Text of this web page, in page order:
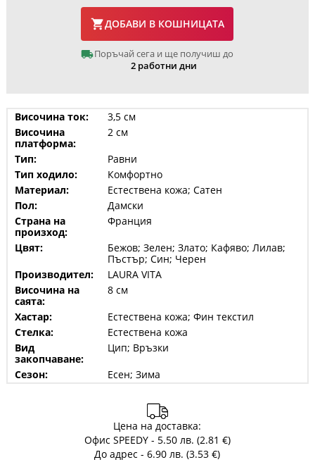
ДОБАВИ В КОШНИЦАТА
Поръчай сега и ще получиш до
2 работни дни
Височина ток:
3,5 см
Височина
платформа:
2 см
Тип:
Равни
Тип ходило:
Комфортно
Материал:
Естествена кожа; Сатен
Пол:
Дамски
Страна на
произход:
Франция
Цвят:
Бежов; Зелен; Злато; Кафяво; Лилав;
Пъстър; Син; Черен
Производител:
LAURA VITA
Височина на
саята:
8 см
Хастар:
Естествена кожа; Фин текстил
Стелка:
Естествена кожа
Вид
закопчаване:
Цип; Връзки
Сезон:
Есен; Зима
Цена на доставка:
Офис SPEEDY - 5.50 лв. (2.81 €)
До адрес - 6.90 лв. (3.53 €)